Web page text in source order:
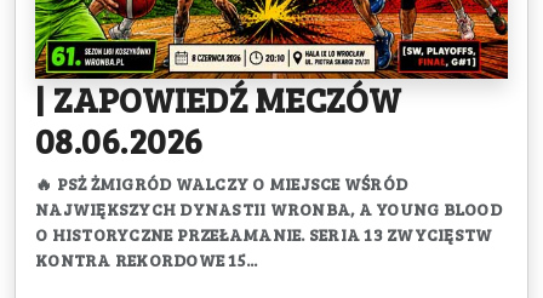
| ZAPOWIEDŹ MECZÓW
08.06.2026
🔥 PSŻ ŻMIGRÓD WALCZY O MIEJSCE WŚRÓD
NAJWIĘKSZYCH DYNASTII WRONBA, A YOUNG BLOOD
O HISTORYCZNE PRZEŁAMANIE. SERIA 13 ZWYCIĘSTW
KONTRA REKORDOWE 15...